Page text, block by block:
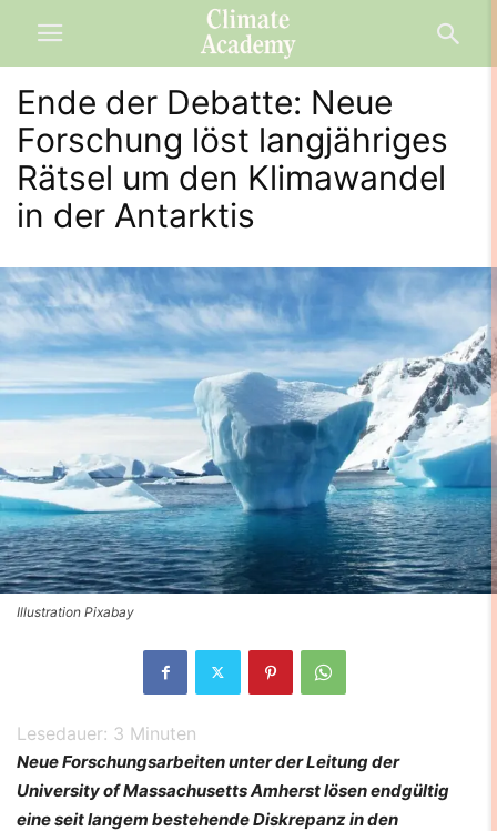
Ende der Debatte: Neue
Forschung löst langjähriges
Rätsel um den Klimawandel
in der Antarktis
Illustration Pixabay
Lesedauer: 3 Minuten
Neue Forschungsarbeiten unter der Leitung der
University of Massachusetts Amherst lösen endgültig
eine seit langem bestehende Diskrepanz in den